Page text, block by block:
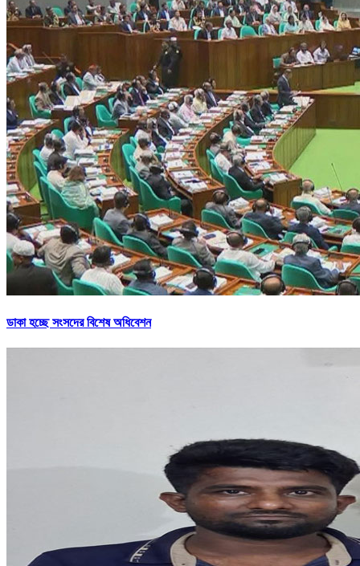
ডাকা হচ্ছে সংসদের বিশেষ অধিবেশন